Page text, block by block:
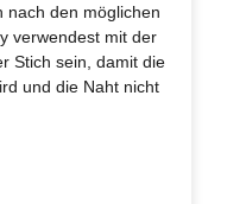
nach den möglichen
verwendest mit der
Stich sein, damit die
und die Naht nicht